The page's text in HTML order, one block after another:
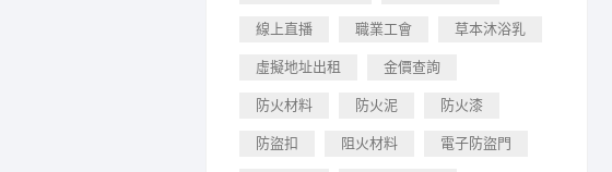
線上直播 職業工會 草本沐浴乳
虛擬地址出租 金價查詢
防火材料 防火泥 防火漆
防盜扣 阻火材料 電子防盜門